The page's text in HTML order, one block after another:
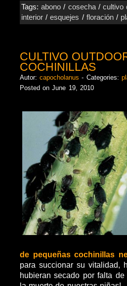
Tags:abono / cosecha/cultivo
interior /esquejes / floración/
CULTIVO
COCHINILLAS
Autor:capocholanus - Categories:
Posted on June 19, 2010
de pequeñas cochinillas
para succionar su vitalidad,
hubieran secado por falta